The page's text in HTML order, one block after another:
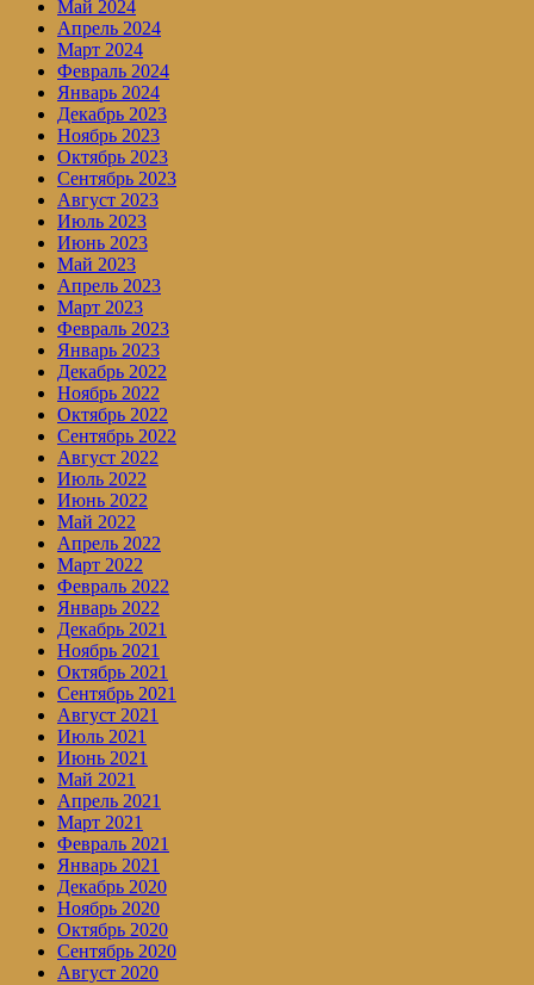
Май 2024
Апрель 2024
Март 2024
Февраль 2024
Январь 2024
Декабрь 2023
Ноябрь 2023
Октябрь 2023
Сентябрь 2023
Август 2023
Июль 2023
Июнь 2023
Май 2023
Апрель 2023
Март 2023
Февраль 2023
Январь 2023
Декабрь 2022
Ноябрь 2022
Октябрь 2022
Сентябрь 2022
Август 2022
Июль 2022
Июнь 2022
Май 2022
Апрель 2022
Март 2022
Февраль 2022
Январь 2022
Декабрь 2021
Ноябрь 2021
Октябрь 2021
Сентябрь 2021
Август 2021
Июль 2021
Июнь 2021
Май 2021
Апрель 2021
Март 2021
Февраль 2021
Январь 2021
Декабрь 2020
Ноябрь 2020
Октябрь 2020
Сентябрь 2020
Август 2020